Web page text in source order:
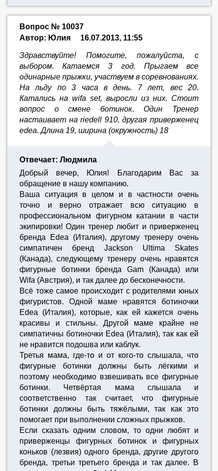
Вопрос № 10037
Автор: Юлия
16.07.2013, 11:55
Здравствуйте! Помогите, пожалуйста, с
выбором. Катаемся 3 год. Прыгаем все
одинарные прыжки, участвуем в соревнованиях.
На льду по 3 часа в день. 7 лет, вес 20.
Катались на wifa set, выросли из них. Стоит
вопрос о смене ботинок. Один Тренер
настаивает на riedell 910, другая приверженец
edea. Длина 19, ширина (окружность) 18
Отвечает: Людмила
Добрый вечер, Юлия! Благодарим Вас за
обращение в нашу компанию.
Ваша ситуация в целом и в частности очень
точно и верно отражает всю ситуацию в
профессиональном фигурном катании в части
экипировки! Один тренер любит и приверженец
бренда Edea (Италия), другому тренеру очень
симпатичен бренд Jackson Ultima Skates
(Канада), следующему тренеру очень нравятся
фигурные ботинки бренда Gam (Канада) или
Wifa (Австрия), и так далее до бесконечности.
Всё тоже самое происходит с родителями юных
фигуристов. Одной маме нравятся ботиночки
Edea (Италия), которые, как ей кажется очень
красивы и стильны. Другой маме крайне не
симпатичны ботиночки Edea (Италия), так как ей
не нравится подошва или каблук.
Третья мама, где-то и от кого-то слышала, что
фигурные ботинки должны быть лёгкими и
поэтому необходимо взвешивать все фигурные
ботинки. Четвёртая мама слышала и
соответственно так считает, что фигурные
ботинки должны быть тяжёлыми, так как это
помогает при выполнении сложных прыжков.
Если сказать одним словом, то одни любят и
приверженцы фигурных ботинок и фигурных
коньков (лезвия) одного бренда, другие другого
бренда, третьи третьего бренда и так далее. В